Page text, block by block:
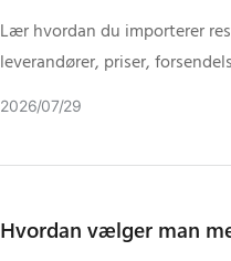
Lær hvordan du importerer
leverandører, priser,
2026 0729
Hvordan vælger man